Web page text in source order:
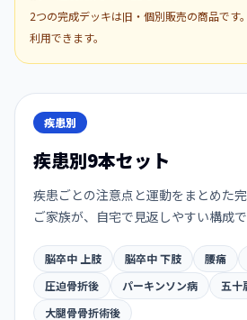
2つの完成デッキは旧・個別販売の商品です
利用できます。
疾患別
疾患別9本セット
疾患ごとの注意点と運動をまとめた
ご家族が、自宅で見返しやすい構成で
脳卒中 上肢 脳卒中 下肢 腰痛
圧迫骨折後
パーキンソン病 五十
大腿骨骨折術後